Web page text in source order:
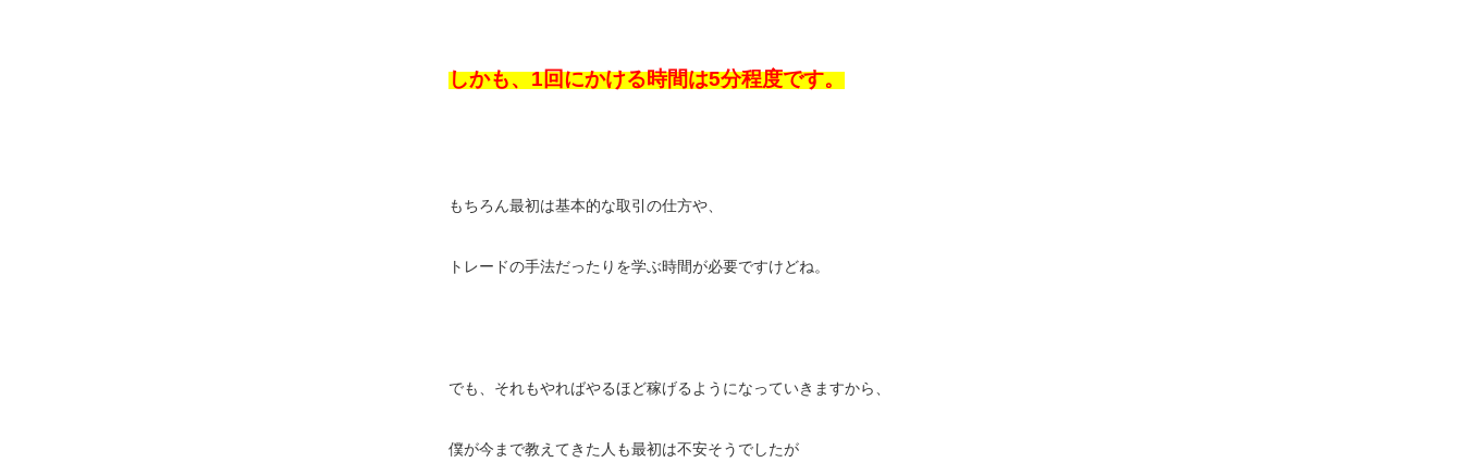
しかも、1回にかける時間は5分程度です。
もちろん最初は基本的な取引の仕方や、
トレードの手法だったりを学ぶ時間が必要ですけどね。
でも、それもやればやるほど稼げるようになっていきますから、
僕が今まで教えてきた人も最初は不安そうでしたが